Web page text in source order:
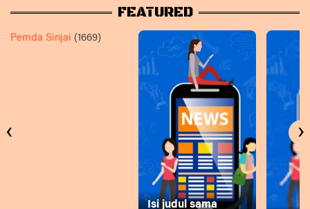
FEATURED
Pemda Sinjai (1669)
Isi judul sama
‹ ›